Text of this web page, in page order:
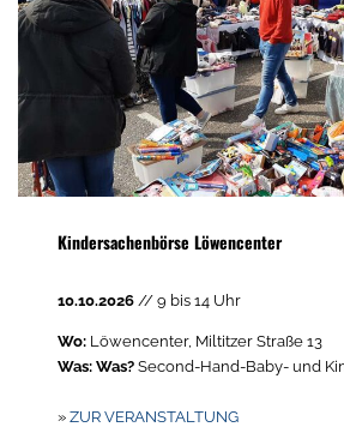
Kindersachenbörse Löwencenter
10.10.2026 // 9 bis 14 Uhr
Wo: Löwencenter, Miltitzer Straße 13
Was: Was? Second-Hand-Baby- und
»ZUR VERANSTALTUNG